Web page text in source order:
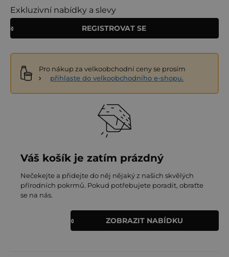
Exkluzivní nabídky a slevy
REGISTROVAT SE
Pro nákup za velkoobchodní ceny se prosím
přihlaste do velkoobchodního e-shopu.
Váš košík je zatím prázdný
Nečekejte a přidejte do něj nějaký z našich skvělých
přírodních pokrmů. Pokud potřebujete poradit, obraťte
se na nás.
ZOBRAZIT NABÍDKU